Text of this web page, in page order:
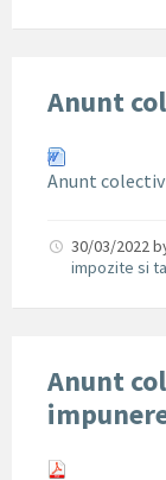
Anunt
Anunt
30/03/2022
impozite si
Anunt